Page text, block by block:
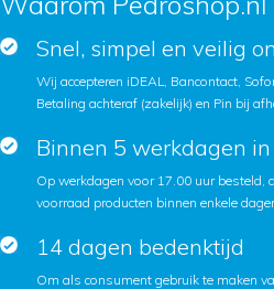
Snel, simpel en veilig
Wij accepteren iDEAL, Bancontact,
Betaling achteraf (zakelijk) en Pin bij
Binnen 5 werkdagen
Op werkdagen voor 17.00 uur besteld,
voorraad producten binnen enkele
14 dagen bedenktijd
Om als consument gebruik te maken